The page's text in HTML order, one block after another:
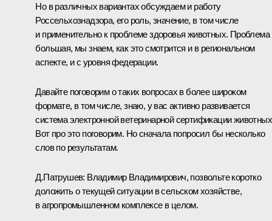
Но в различных вариантах обсуждаем и работу
Россельхознадзора, его роль, значение, в том числе
и применительно к проблеме здоровья животных. Проблема
большая, мы знаем, как это смотрится и в региональном
аспекте, и с уровня федерации.
Давайте поговорим о таких вопросах в более широком
формате, в том числе, знаю, у вас активно развивается
система электронной ветеринарной сертификации
Вот про это поговорим. Но сначала попросил бы несколько
слов по результатам.
Д.Патрушев: Владимир Владимирович, позвольте коротко
доложить о текущей ситуации в сельском хозяйстве,
в агропромышленном комплексе в целом.